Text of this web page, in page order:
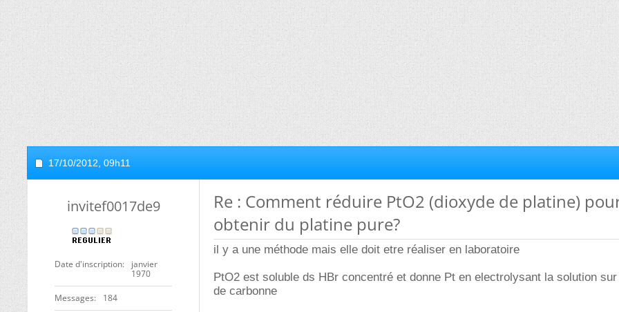
17/10/2012, 09h11
invitef0017de9
Date d'inscription
janvier
1970
Messages 184
Re : Comment réduire PtO2 (dioxyde de platine)
obtenir du platine pure?
il y a une méthode mais elle doit etre réaliser en laboratoire
PtO2 est soluble ds HBr concentré et donne Pt en electrolysant la solution
de carbonne